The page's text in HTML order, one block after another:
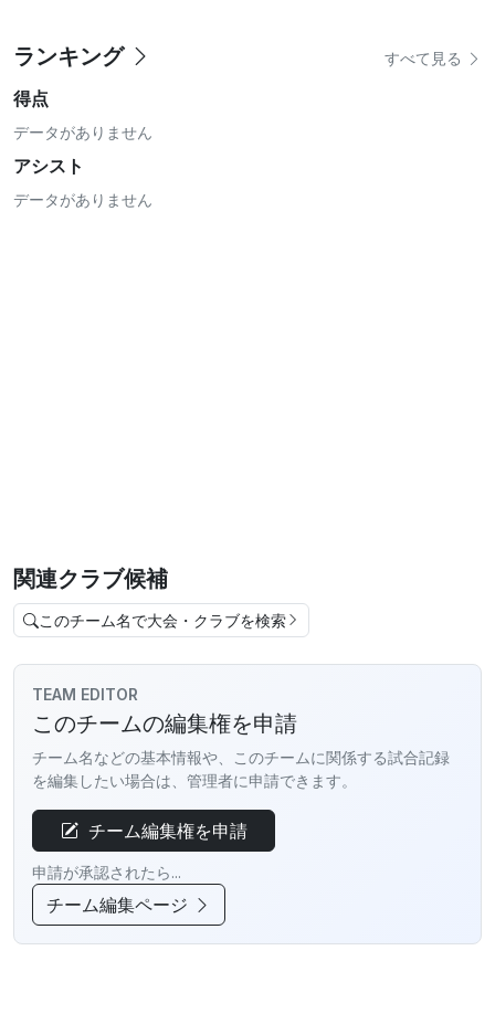
ランキング すべて見る
得点
データがありません
アシスト
データがありません
関連クラブ候補
このチーム名で大会・クラブを検索
TEAM EDITOR
このチームの編集権を申請
チーム名などの基本情報や、このチームに関係する試合記録
を編集したい場合は、管理者に申請できます。
チーム編集権を申請
申請が承認されたら...
チーム編集ページ